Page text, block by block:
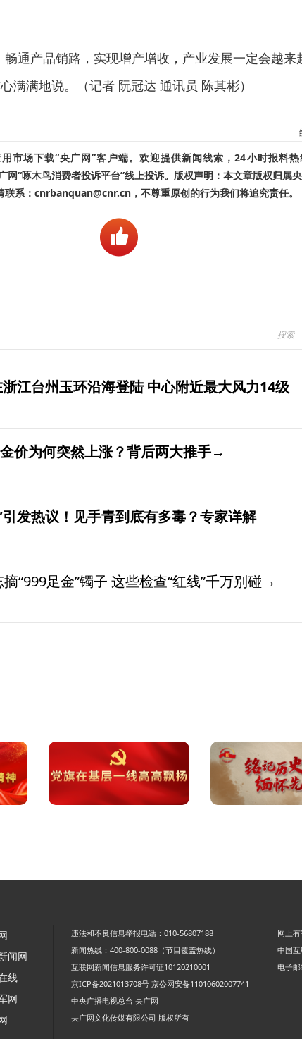
畅通产品销路，实现增产增收，产业发展一定会越来
满满地说。（记者 阮冠达 通讯员 陈其彬）
市场下载“央广网”客户端。欢迎提供新闻线索，24小时报料热
网“啄木鸟消费者投诉平台”线上投诉。版权声明：本文章版权归属
联系：cnrbanquan@cnr.cn，不尊重原创的行为我们将追究责任。
江台州玉环沿海登陆 中心附近最大风力14级
价为何突然上涨？背后两大推手→
发热议！见手青到底有多毒？专家详解
“999足金”镯子 这些检查“红线”千万别碰→
闻网
线
网
违法和不良信息举报电话：010-56807188
网上
新闻热线：400-800-0088（节目覆盖热线）
中国
互联网新闻信息服务许可证10120210001
电子
京ICP备2021013708号 京公网安备11010602007741
中央广播电视总台 央广网
央广网文化传媒有限公司 版权所有